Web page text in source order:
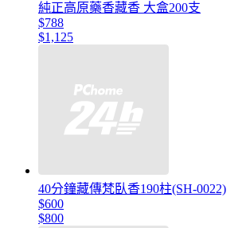
純正高原藥香藏香 大盒200支
$788
$1,125
40分鐘藏傳梵臥香190柱(SH-0022)
$600
$800